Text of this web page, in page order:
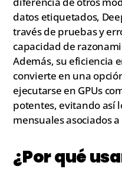
datos etiquetados,
través de pruebas y
capacidad de
Además, su eficiencia
convierte en una
ejecutarse en GPUs
potentes, evitando así
mensuales asociados
¿Por qué